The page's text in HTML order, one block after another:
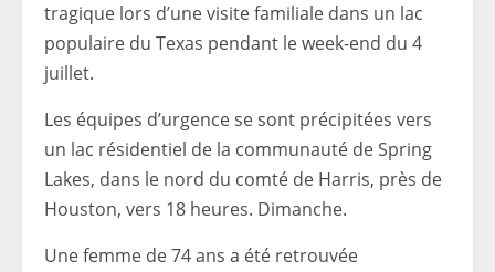
tragique lors d’une visite familiale dans un lac
populaire du Texas pendant le week-end du 4
juillet.
Les équipes d’urgence se sont précipitées vers
un lac résidentiel de la communauté de Spring
Lakes, dans le nord du comté de Harris, près de
Houston, vers 18 heures. Dimanche.
Une femme de 74 ans a été retrouvée